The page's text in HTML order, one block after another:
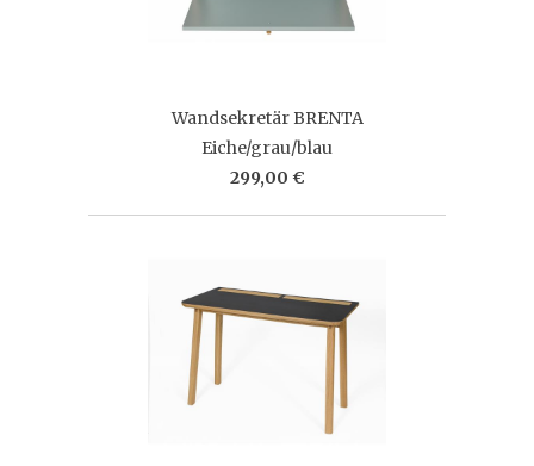
Wandsekretär BRENTA
Eiche/grau/blau
299,00 €